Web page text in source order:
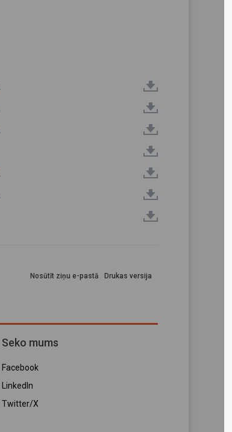
Drukas versija
Nosūtīt ziņu e-pastā
Seko mums
Facebook
LinkedIn
Twitter/X